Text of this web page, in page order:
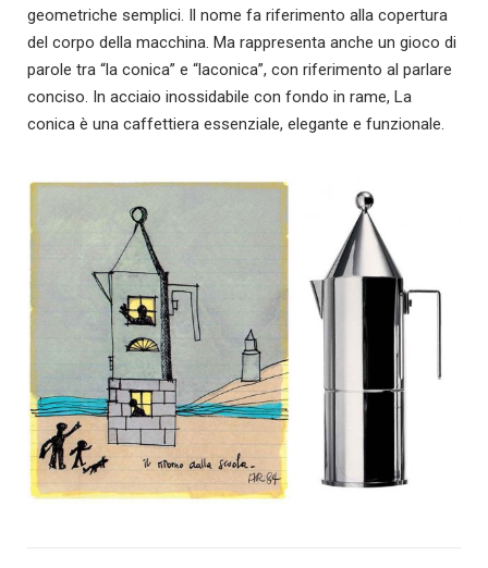
geometriche semplici. Il nome fa riferimento alla copertura
del corpo della macchina. Ma rappresenta anche un gioco di
parole tra “la conica” e “laconica”, con riferimento al parlare
conciso. In acciaio inossidabile con fondo in rame, La
conica è una caffettiera essenziale, elegante e funzionale.